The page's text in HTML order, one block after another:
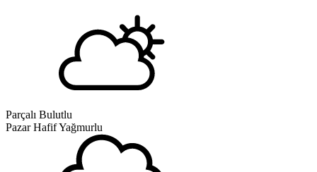
Parçalı Bulutlu
Pazar Hafif Yağmurlu